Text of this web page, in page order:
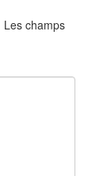
Les champs